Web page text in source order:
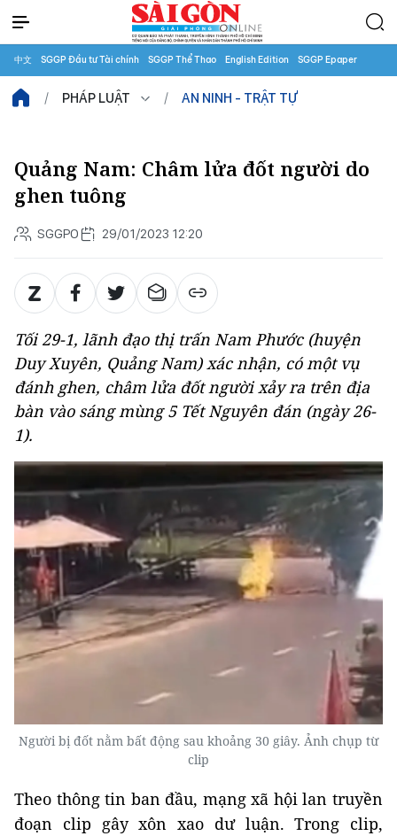
中文 SGGP Đầu tư Tài chính SGGP Thể Thao English Edition SGGP Epaper
PHÁP LUẬT AN NINH - TRẬT TỰ
Quảng Nam: Châm lửa đốt người do
ghen tuông
SGGPO 29/01/2023 12:20
Tối 29-1, lãnh đạo thị trấn Nam Phước (huyện
Duy Xuyên, Quảng Nam) xác nhận, có một vụ
đánh ghen, châm lửa đốt người xảy ra trên địa
bàn vào sáng mùng 5 Tết Nguyên đán (ngày 26-
1).
Người bị đốt nằm bất động sau khoảng 30 giây. Ảnh chụp từ
clip
Theo thông tin ban đầu, mạng xã hội lan truyền
đoạn clip gây xôn xao dư luận. Trong clip,